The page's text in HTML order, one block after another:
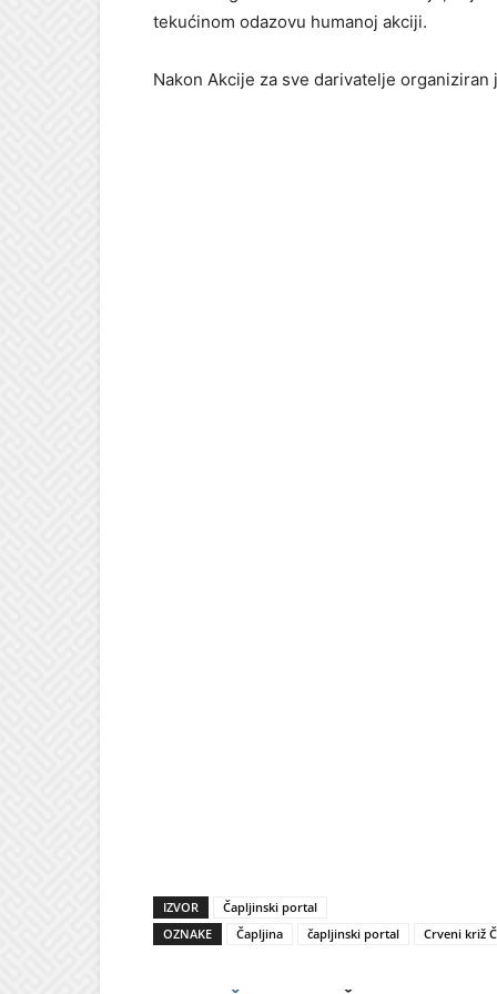
tekućinom odazovu humanoj akciji.
Nakon Akcije za sve darivatelje
IZVOR
Čapljinski portal
OZNAKE
Čapljina čapljinski portal Crveni križ